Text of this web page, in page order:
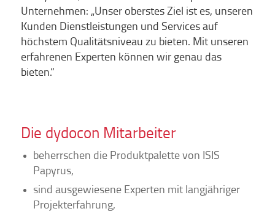
Unternehmen: „Unser oberstes Ziel ist es, unseren
Kunden Dienstleistungen und Services auf
höchstem Qualitätsniveau zu bieten. Mit unseren
erfahrenen Experten können wir genau das
bieten.“
Die dydocon Mitarbeiter
beherrschen die Produktpalette von ISIS
Papyrus,
sind ausgewiesene Experten mit langjähriger
Projekterfahrung,